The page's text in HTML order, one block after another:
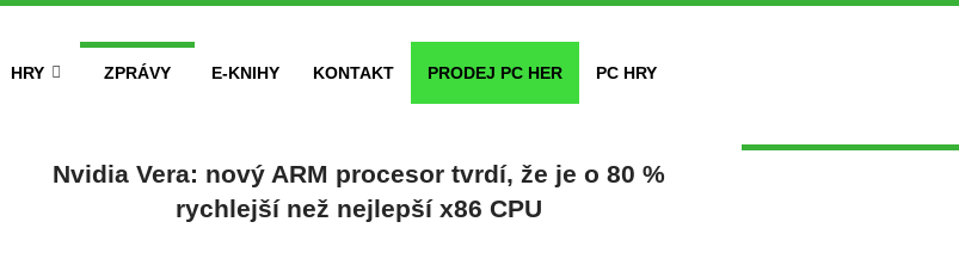
HRY ZPRÁVY E-KNIHY KONTAKT PRODEJ PC HER PC HRY
Nvidia Vera: nový ARM procesor tvrdí, že je o 80 %
rychlejší než nejlepší x86 CPU